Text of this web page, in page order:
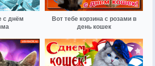
с днём
Вот тебе корзина с розами в
день кошек